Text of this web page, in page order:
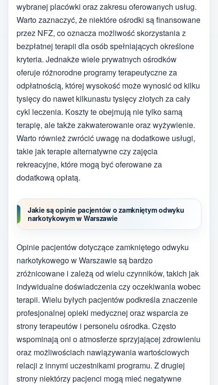
wybranej placówki oraz zakresu oferowanych usług.
Warto zaznaczyć, że niektóre ośrodki są finansowane
przez NFZ, co oznacza możliwość skorzystania z
bezpłatnej terapii dla osób spełniających określone
kryteria. Jednakże wiele prywatnych ośrodków
oferuje różnorodne programy terapeutyczne za
odpłatnością, której wysokość może wynosić od kilku
tysięcy do nawet kilkunastu tysięcy złotych za cały
cykl leczenia. Koszty te obejmują nie tylko samą
terapię, ale także zakwaterowanie oraz wyżywienie.
Warto również zwrócić uwagę na dodatkowe usługi,
takie jak terapie alternatywne czy zajęcia
rekreacyjne, które mogą być oferowane za
dodatkową opłatą.
Jakie są opinie pacjentów o zamkniętym odwyku
narkotykowym w Warszawie
Opinie pacjentów dotyczące zamkniętego odwyku
narkotykowego w Warszawie są bardzo
zróżnicowane i zależą od wielu czynników, takich jak
indywidualne doświadczenia czy oczekiwania wobec
terapii. Wielu byłych pacjentów podkreśla znaczenie
profesjonalnej opieki medycznej oraz wsparcia ze
strony terapeutów i personelu ośrodka. Często
wspominają oni o atmosferze sprzyjającej zdrowieniu
oraz możliwościach nawiązywania wartościowych
relacji z innymi uczestnikami programu. Z drugiej
strony niektórzy pacjenci mogą mieć negatywne